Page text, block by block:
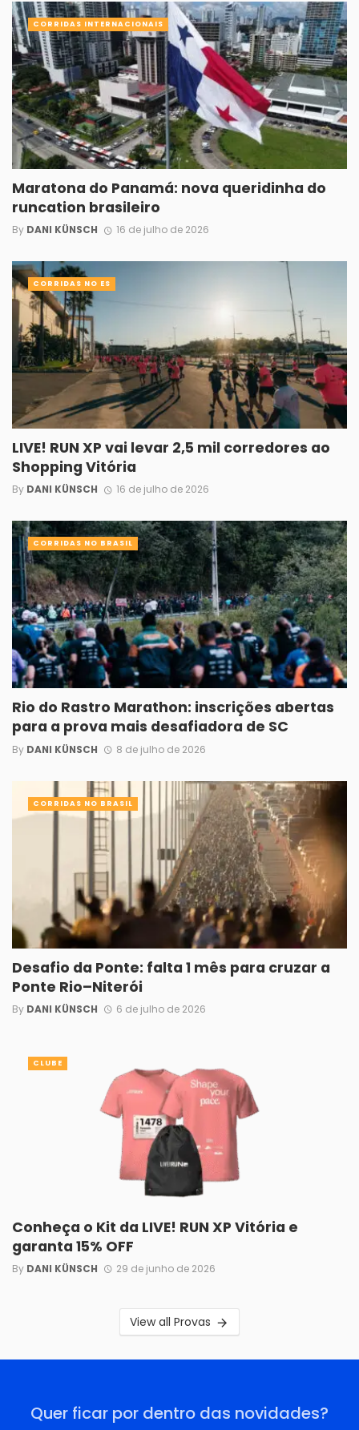
Maratona do Panamá: nova queridinha do
runcation brasileiro
By DANI KÜNSCH 16 de julho de 2026
CORRIDAS INTERNACIONAIS
LIVE! RUN XP vai levar 2,5 mil corredores ao
Shopping Vitória
By DANI KÜNSCH 16 de julho de 2026
CORRIDAS NO ES
Rio do Rastro Marathon: inscrições abertas
para a prova mais desafiadora de SC
By DANI KÜNSCH 8 de julho de 2026
CORRIDAS NO BRASIL
Desafio da Ponte: falta 1 mês para cruzar a
Ponte Rio–Niterói
By DANI KÜNSCH 6 de julho de 2026
CORRIDAS NO BRASIL
Conheça o Kit da LIVE! RUN XP Vitória e
garanta 15% OFF
By DANI KÜNSCH 29 de junho de 2026
CLUBE
View all Provas
Quer ficar por dentro das novidades?